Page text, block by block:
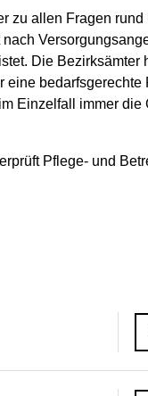
zu allen Fragen
Die Bezirksämter
bedarfsgerechte
Einzelfall immer die
Pflege- und